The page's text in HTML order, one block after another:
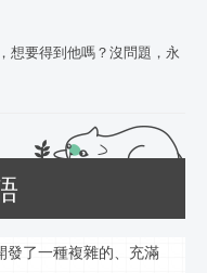
想要得到他嗎？沒問題，永
發了一種複雜的、充滿